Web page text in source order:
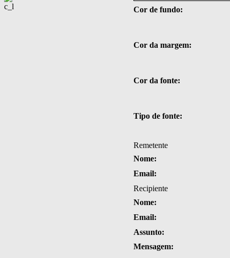
Cor de fundo:
Cor da margem:
Cor da fonte:
Tipo de fonte:
Remetente
Nome:
Email:
Recipiente
Nome:
Email:
Assunto:
Mensagem: